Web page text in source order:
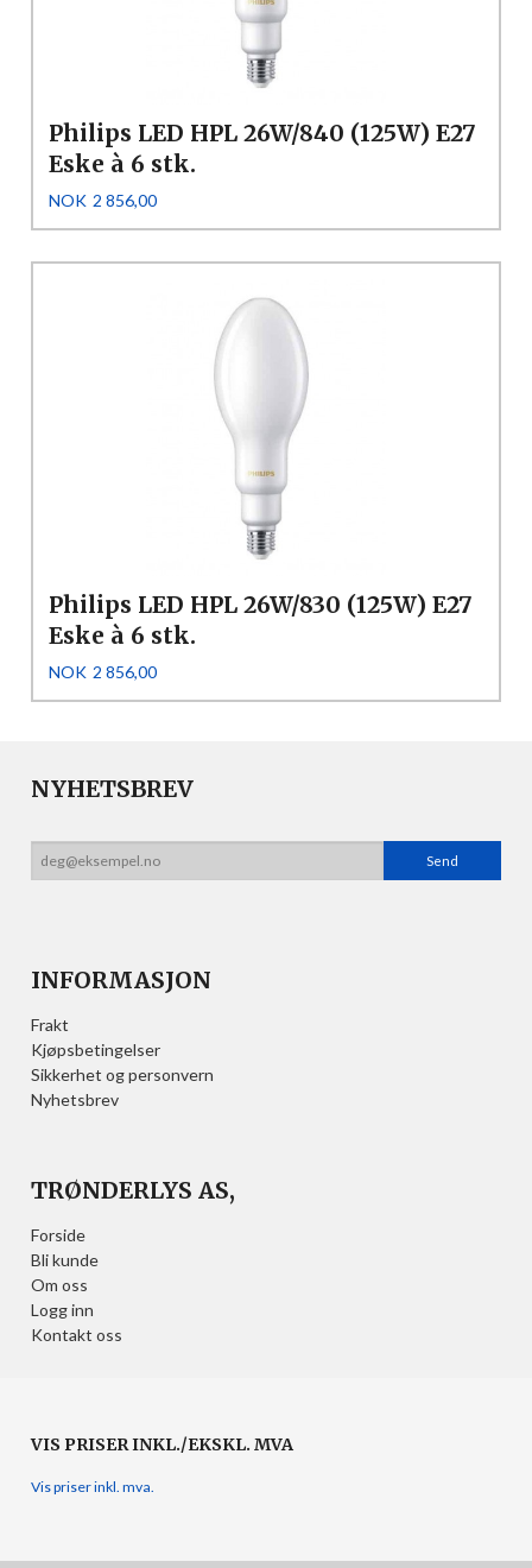
Philips LED HPL 26W/840 (125W) E27
Eske à 6 stk.
Pris
NOK 2 856,00
Philips LED HPL 26W/830 (125W) E27
Eske à 6 stk.
Pris
NOK 2 856,00
NYHETSBREV
INFORMASJON
Frakt
Kjøpsbetingelser
Sikkerhet og personvern
Nyhetsbrev
TRØNDERLYS AS,
Forside
Bli kunde
Om oss
Logg inn
Kontakt oss
VIS PRISER INKL./EKSKL. MVA
Vis priser inkl. mva.